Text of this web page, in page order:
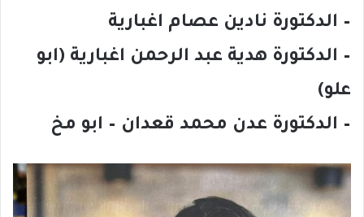
– الدكتورة نادين عصام اغبارية
– الدكتورة هدية عبد الرحمن اغبارية (ابو
علو)
– الدكتورة عدن محمد قعدان – ابو مخ